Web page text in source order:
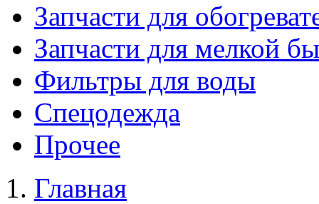
Запчасти для
Запчасти для мелкой
Фильтры для воды
Спецодежда
Прочее
Главная